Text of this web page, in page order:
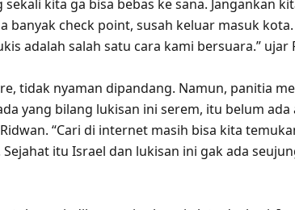
kita ga bisa bebas ke sana. Jangankan
banyak check point, susah keluar masuk
adalah salah satu cara kami bersuara.” ujar
tidak nyaman dipandang. Namun, panitia
yang bilang lukisan ini serem, itu belum
“Cari di internet masih bisa kita
itu Israel dan lukisan ini gak ada